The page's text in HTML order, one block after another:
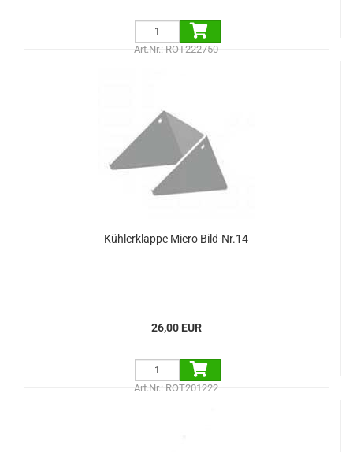
Art.Nr.: ROT222750
Kühlerklappe Micro Bild-Nr.14
26,00 EUR
Art.Nr.: ROT201222